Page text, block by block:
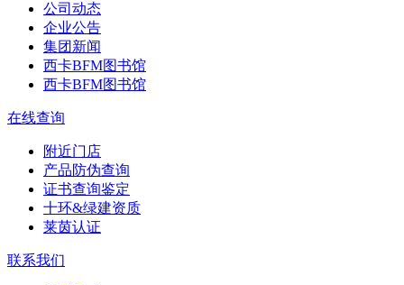
公司动态
企业公告
集团新闻
西卡BFM图书馆
西卡BFM图书馆
在线查询
附近门店
产品防伪查询
证书查询鉴定
十环&绿建资质
莱茵认证
联系我们